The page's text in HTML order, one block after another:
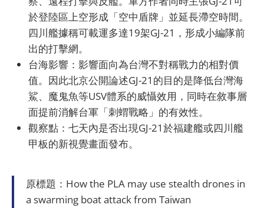
於登陸區上空形成「空中盾牌」並延長滯空時間。
四川艦據稱可載運多達19架GJ-21，形成小編隊前
出的打擊網。
台海影響：影響面向為台灣不對稱戰力的相對價
值。因此北京公開論述GJ-21的目的是降低台灣海
鯊、魔鬼魚等USV體系的威懾效用，同時在敘事層
面提前消解台軍「刺蝟戰略」的有效性。
觀察點：七天內是否出現GJ-21於福建艦或四川艦
甲板的新視覺畫面發布。
原標題：How the PLA may use stealth drones in
a swarming boat attack from Taiwan